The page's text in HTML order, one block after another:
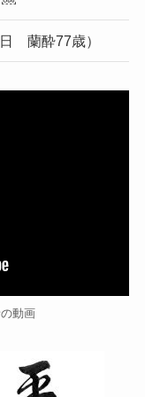
蘭酔77歳）
動画